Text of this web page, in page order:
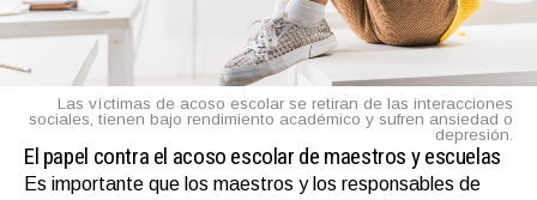
Las víctimas de acoso escolar se retiran de las interacciones
sociales, tienen bajo rendimiento académico y sufren ansiedad o
depresión.
El papel contra el acoso escolar de maestros y escuelas
Es importante que los maestros y los responsables de